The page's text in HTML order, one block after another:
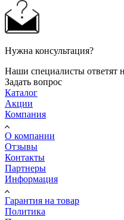
Нужна консультация?
Наши специалисты ответят
Задать вопрос
Каталог
Акции
Компания
О компании
Отзывы
Контакты
Партнеры
Информация
Гарантия на товар
Политика